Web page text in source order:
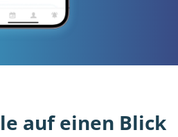
auf einen Blick